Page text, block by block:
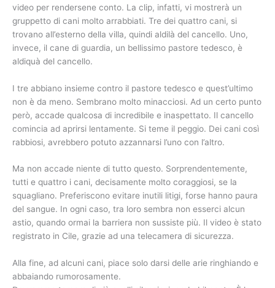
video per rendersene conto. La clip, infatti, vi mostrerà un
gruppetto di cani molto arrabbiati. Tre dei quattro cani, si
trovano all’esterno della villa, quindi aldilà del cancello. Uno,
invece, il cane di guardia, un bellissimo pastore tedesco, è
aldiquà del cancello.
I tre abbiano insieme contro il pastore tedesco e quest’ultimo
non è da meno. Sembrano molto minacciosi. Ad un certo punto
però, accade qualcosa di incredibile e inaspettato. Il cancello
comincia ad aprirsi lentamente. Si teme il peggio. Dei cani così
rabbiosi, avrebbero potuto azzannarsi l’uno con l’altro.
Ma non accade niente di tutto questo. Sorprendentemente,
tutti e quattro i cani, decisamente molto coraggiosi, se la
squagliano. Preferiscono evitare inutili litigi, forse hanno paura
del sangue. In ogni caso, tra loro sembra non esserci alcun
astio, quando ormai la barriera non sussiste più. Il video è stato
registrato in Cile, grazie ad una telecamera di sicurezza.
Alla fine, ad alcuni cani, piace solo darsi delle arie ringhiando e
abbaiando rumorosamente.